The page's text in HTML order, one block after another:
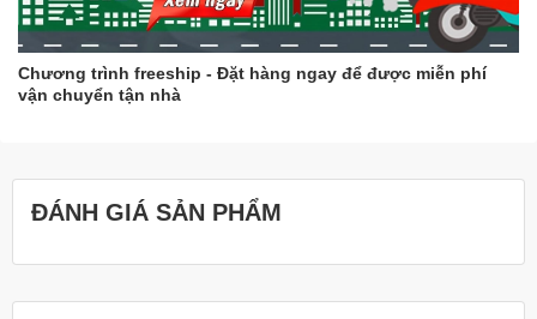
Chương trình freeship - Đặt hàng ngay để được miễn phí
vận chuyển tận nhà
ĐÁNH GIÁ SẢN PHẨM